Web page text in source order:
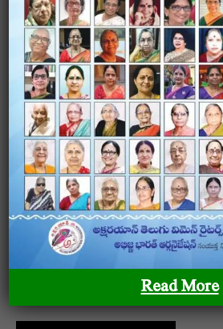
Name *
Email*
Website
Save my name, email, and
for the next time I comment.
Read More